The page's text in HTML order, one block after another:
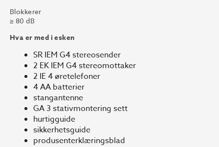
Blokkerer
≥ 80 dB
Hva er med i esken
SR IEM G4 stereosender
2 EK IEM G4 stereomottaker
2 IE 4 øretelefoner
4 AA batterier
stangantenne
GA 3 stativmontering sett
hurtigguide
sikkerhetsguide
produsenterklæringsblad